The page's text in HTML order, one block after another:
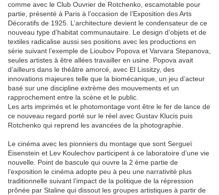
comme avec le Club Ouvrier de Rotchenko, escamotable pour
partie, présenté à Paris à l’occasion de l’Exposition des Arts
Décoratifs de 1925. L’architecture devient le condensateur de ce
nouveau type d’habitat communautaire. Le design d’objets et de
textiles radicalise aussi ses positions avec les productions en
série suivant l’exemple de Lioubov Popova et Varvara Stepanova,
seules artistes à être allées travailler en usine. Popova avait
d’ailleurs dans le théâtre amorcé, avec El Lissitzy, des
innovations majeures telle que la biomécanique, un jeu d’acteur
basé sur une discipline extrème des mouvements et un
rapprochement entre la scène et le public.
Les arts imprimés et le photomontage vont être le fer de lance de
ce nouveau regard porté sur le réel avec Gustav Klucis puis
Rotchenko qui reprend les avancées de la photographie.
Le cinéma avec les pionniers du montage que sont Sergueï
Eisenstein et Lev Koulechov participent à ce laboratoire d’une vie
nouvelle. Point de bascule qui ouvre la 2 ème partie de
l’exposition le cinéma adopte peu à peu une narrativité plus
traditionnelle suivant l’impact de la politique de la répression
prônée par Staline qui dissout les groupes artistiques à partir de